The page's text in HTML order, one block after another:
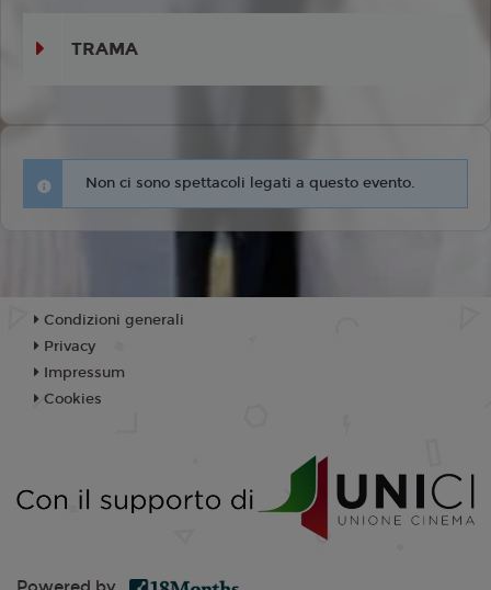
TRAMA
Non ci sono spettacoli legati a questo evento.
Condizioni generali
Privacy
Impressum
Cookies